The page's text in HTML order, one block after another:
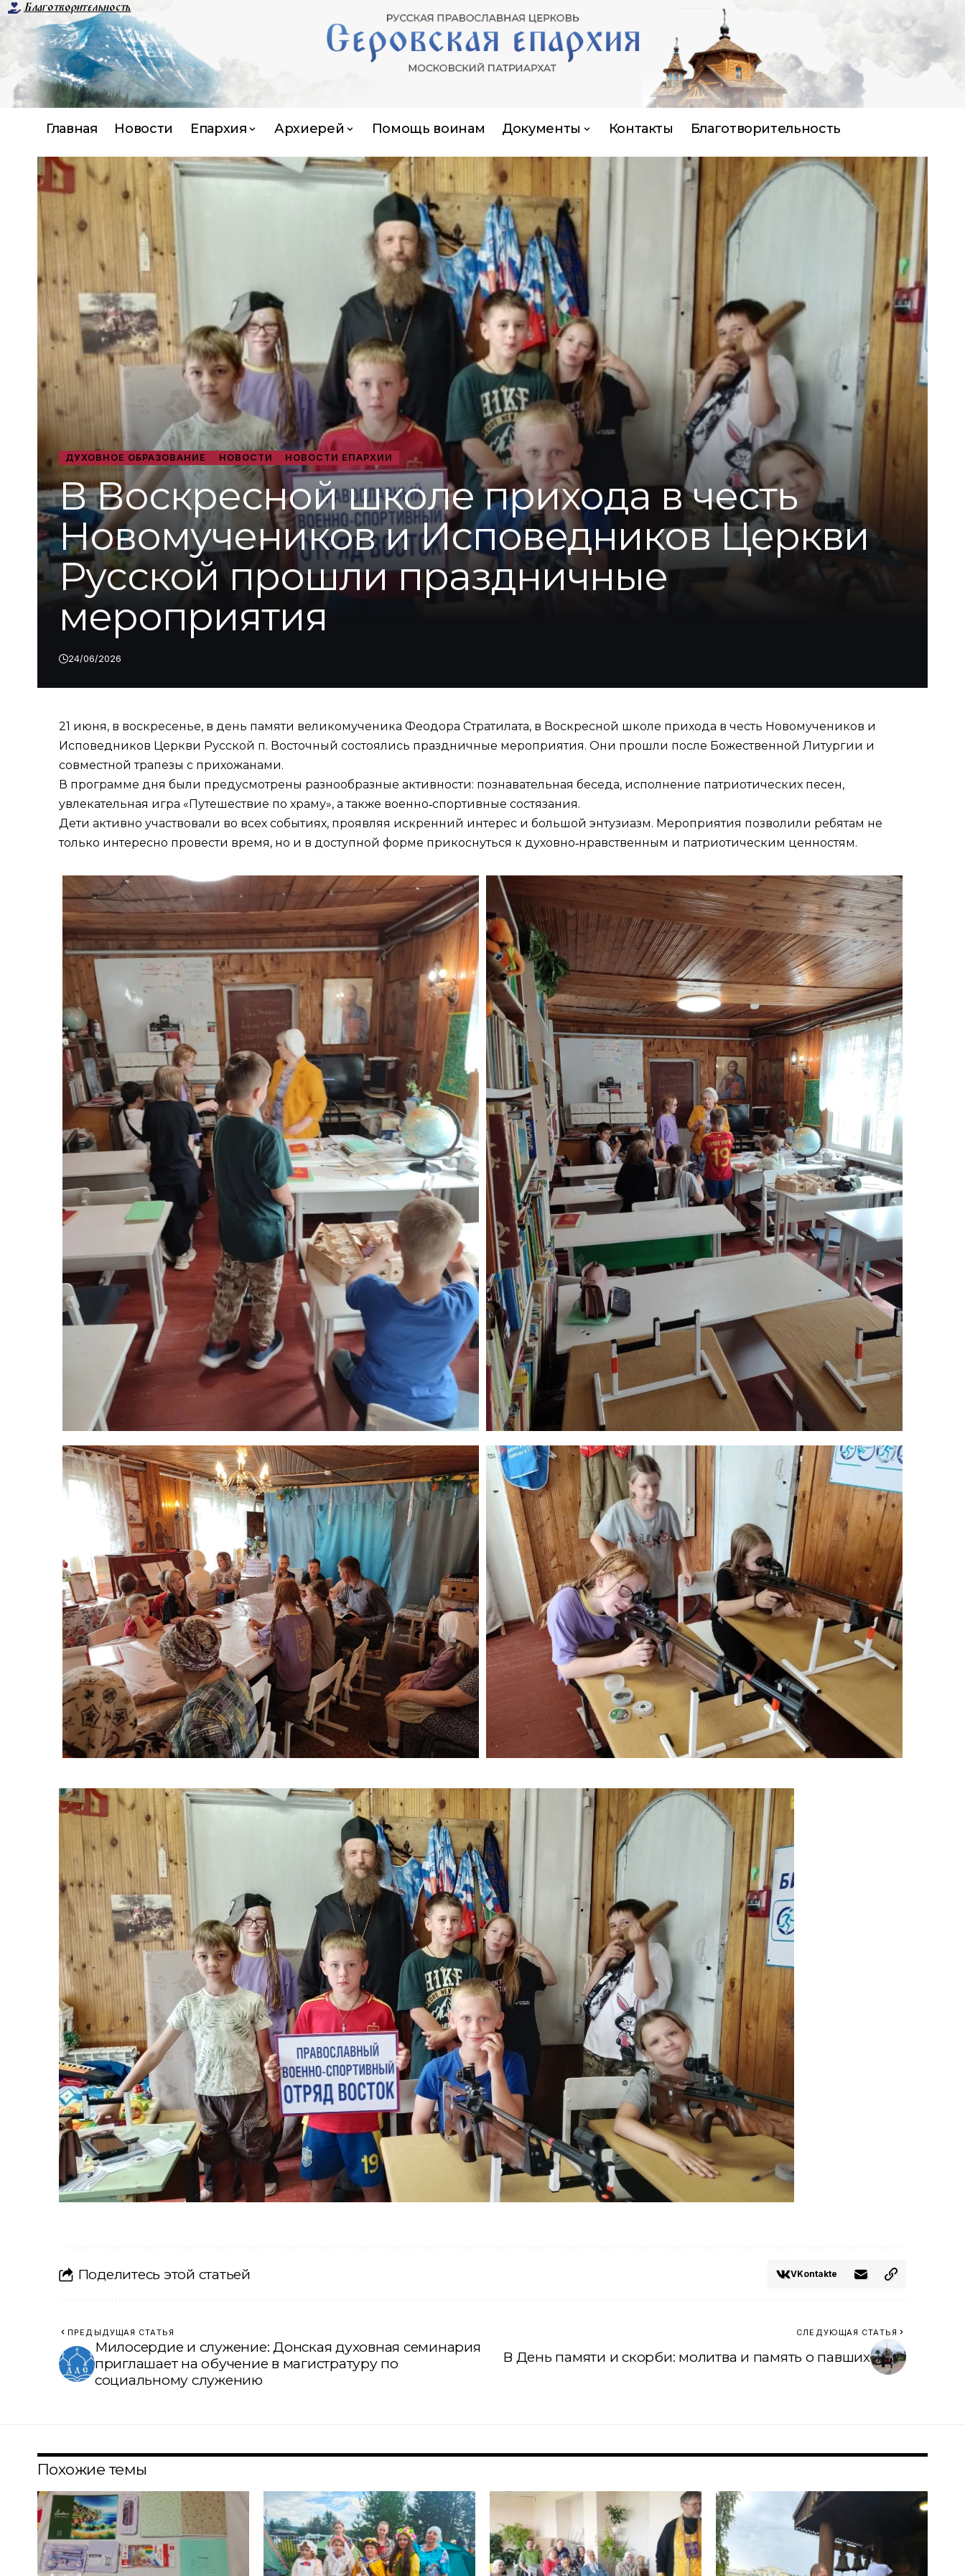
Благотворительность
Главная Новости Епархия Архиерей Помощь воинам Документы Контакты Благотворительность
ДУХОВНОЕ ОБРАЗОВАНИЕ НОВОСТИ НОВОСТИ ЕПАРХИИ
В Воскресной школе прихода в честь
Новомучеников и Исповедников Церкви
Русской прошли праздничные
мероприятия
24/06/2026
21 июня, в воскресенье, в день памяти великомученика Феодора Стратилата, в Воскресной школе прихода в честь Новомучеников и
Исповедников Церкви Русской п. Восточный состоялись праздничные мероприятия. Они прошли после Божественной Литургии и
совместной трапезы с прихожанами.
В программе дня были предусмотрены разнообразные активности: познавательная беседа, исполнение патриотических песен,
увлекательная игра «Путешествие по храму», а также военно‑спортивные состязания.
Дети активно участвовали во всех событиях, проявляя искренний интерес и большой энтузиазм. Мероприятия позволили ребятам не
только интересно провести время, но и в доступной форме прикоснуться к духовно‑нравственным и патриотическим ценностям.
Поделитесь этой статьей VKontakte
ПРЕДЫДУЩАЯ СТАТЬЯ
Милосердие и служение: Донская духовная семинария
приглашает на обучение в магистратуру по
социальному служению
СЛЕДУЮЩАЯ СТАТЬЯ
В День памяти и скорби: молитва и память о павших
Похожие темы